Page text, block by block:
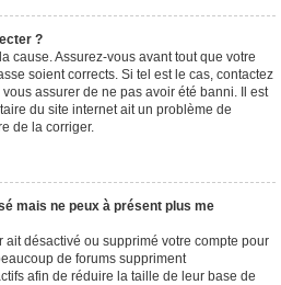
?
cause. Assurez-vous avant tout que votre
soient corrects. Si tel est le cas, contactez
assurer de ne pas avoir été banni. Il est
du site internet ait un problème de
de la corriger.
mais ne peux à présent plus me
ait désactivé ou supprimé votre compte pour
de forums suppriment
afin de réduire la taille de leur base de